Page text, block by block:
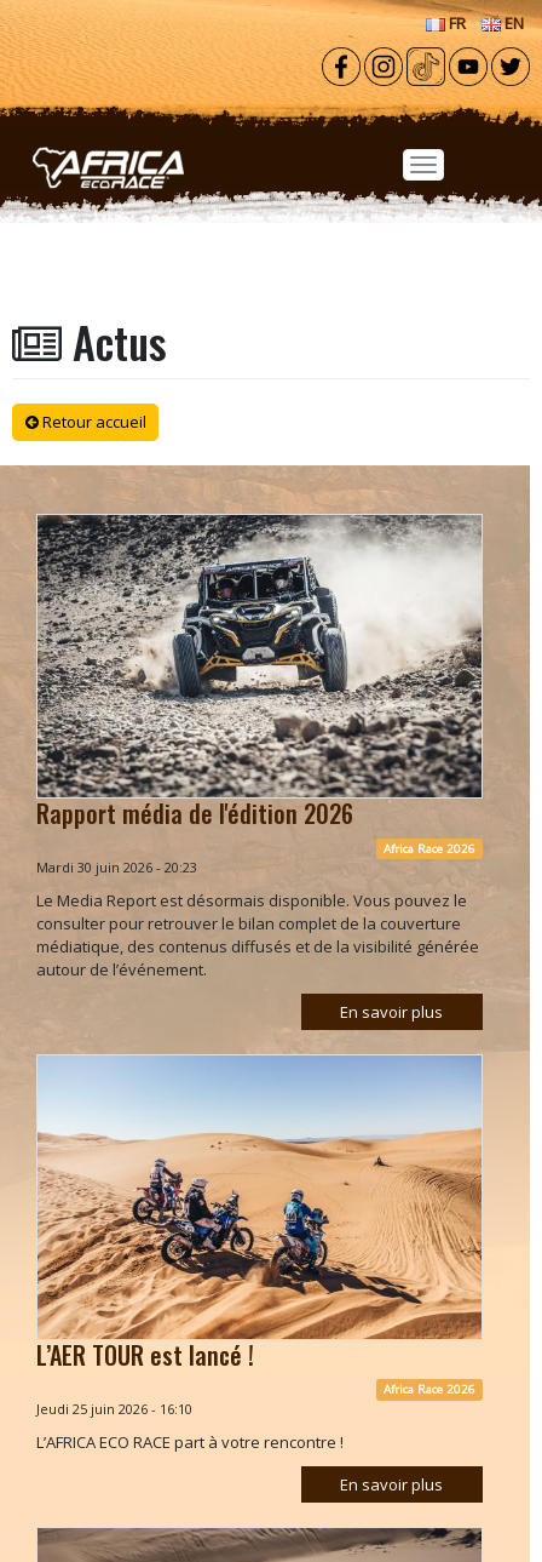
Aller au contenu principal
FR EN
Actus
Retour accueil
Rapport média de l'édition 2026
Africa Race 2026
Mardi 30 juin 2026 - 20:23
Le Media Report est désormais disponible. Vous pouvez le
consulter pour retrouver le bilan complet de la couverture
médiatique, des contenus diffusés et de la visibilité générée
autour de l’événement.
En savoir plus
L’AER TOUR est lancé !
Africa Race 2026
Jeudi 25 juin 2026 - 16:10
L’AFRICA ECO RACE part à votre rencontre !
En savoir plus